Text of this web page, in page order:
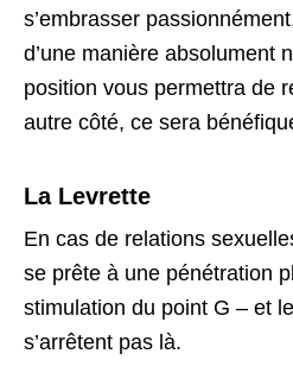
s’embrasser
d’une manière absolument
position vous permettra de
autre côté, ce sera
La Levrette
En cas de relations
se prête à une pénétration
stimulation du point G – et
s’arrêtent pas là.